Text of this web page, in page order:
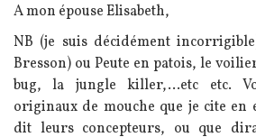
A mon épouse Elisabeth,
NB (je suis décidément
Bresson) ou Peute en patois, le
bug, la jungle killer,...etc etc.
originaux de mouche que je cite en
dit leurs concepteurs, ou que